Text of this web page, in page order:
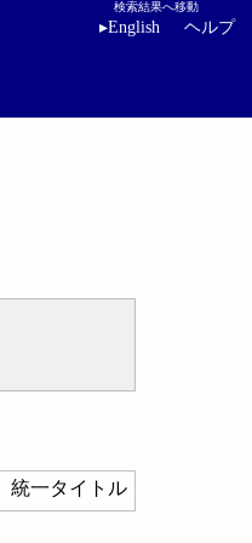
検索結果へ移動
▸English ヘルプ
統一タイトル